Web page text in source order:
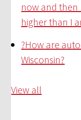
now and then
higher than I
?How are
Wisconsin?
View all